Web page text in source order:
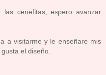
cenefitas, espero avanzar
a visitarme y le enseñare mis
el diseño.